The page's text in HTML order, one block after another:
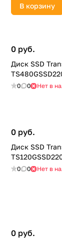
В корзину
0 руб.
Диск SSD
0 0 Нет в
0 руб.
Диск SSD
0 0 Нет в
0 руб.